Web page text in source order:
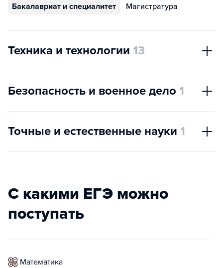
Бакалавриат и специалитет Магистратура
Техника и технологии 13
Безопасность и военное дело 1
Точные и естественные науки 1
С какими ЕГЭ можно
поступать
математика